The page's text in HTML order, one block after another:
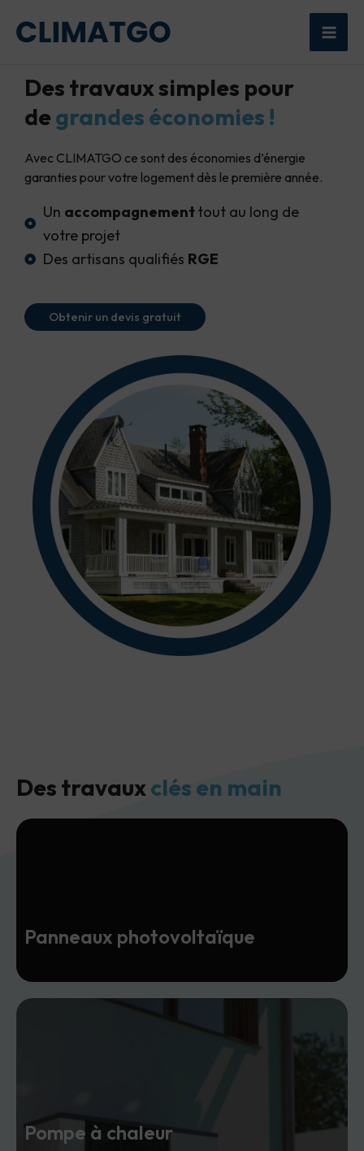
Des travaux simples pour
degrandes économies !
Avec CLIMATGO ce sont des économies d’énergie
garanties pour votre logement dès le première année.
Un accompagnementtout au long de
votre projet
Des artisans qualifiés RGE
Obtenir un devis gratuit
Des travauxclés en main
Panneaux photovoltaïque
Pompe à chaleur​